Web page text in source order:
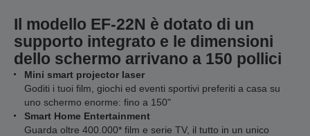
Il modello EF-22N è dotato di un
supporto integrato e le dimensioni
dello schermo arrivano a 150 pollici
Mini smart projector laser
Goditi i tuoi film, giochi ed eventi sportivi preferiti a casa su
uno schermo enorme: fino a 150"
Smart Home Entertainment
Guarda oltre 400.000* film e serie TV, il tutto in un unico